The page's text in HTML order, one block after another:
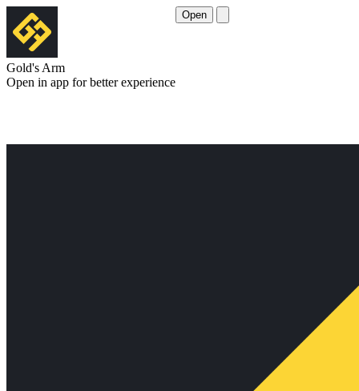
Gold's Arm
Open in app for better experience
Open